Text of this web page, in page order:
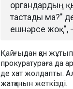
органдардың
тастады ма?"
ешнәрсе жоқ",
Қайғыдан қан жұтып,
прокуратураға да
де хат жолдапты.
жатқанын жеткізді.